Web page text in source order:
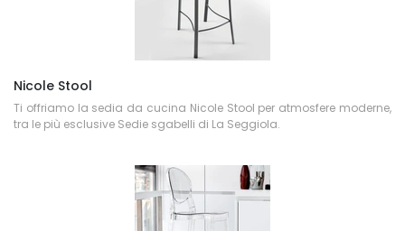
Nicole Stool
Ti offriamo la sedia da cucina Nicole Stool per atmosfere moderne,
tra le più esclusive Sedie sgabelli di La Seggiola.